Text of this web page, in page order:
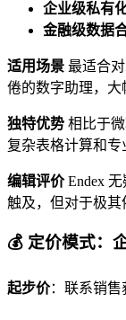
企业级私有
金融级数据
适用场景 最适合
倦的数字助理，大
独特优势 相比于
复杂表格计算和专
编辑评价Endex
触及，但对于极其
💰 定价模式：
起步价：联系销售